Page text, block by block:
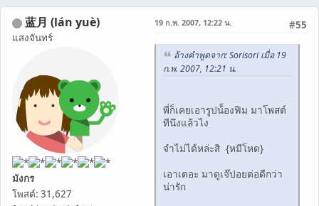
蓝月 (lán yuè)
แสงจันทร์
มังกร
โพสต์: 31,627
#55
19 ก.พ. 2007, 12:22 น.
อ้างคำพูดจาก: Sorisori เมื่อ 19
ก.พ. 2007, 12:21 น.
พี่ก็เคยเอารูปน้้องฟิม มาโพสต์
ทีนึงแล้วไง
จำไม่ได้หล่ะสิ {หมีโหด}
เอาเตอะ มาดูเจ๊ปอยต่อดีกว่า
น่ารัก